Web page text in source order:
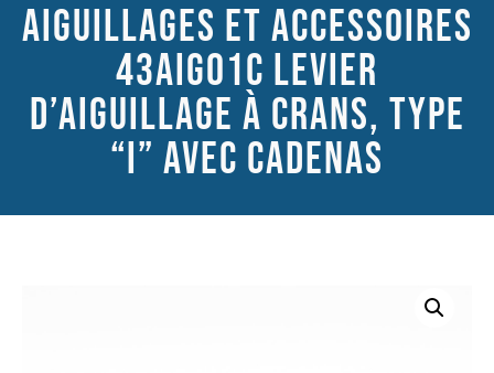
AIGUILLAGES ET ACCESSOIRES
43AIG01C LEVIER
D’AIGUILLAGE À CRANS, TYPE
“I” AVEC CADENAS